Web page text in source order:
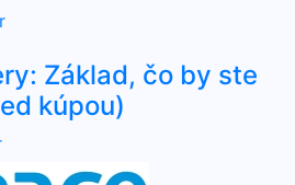
Základ, čo by ste
kúpou)